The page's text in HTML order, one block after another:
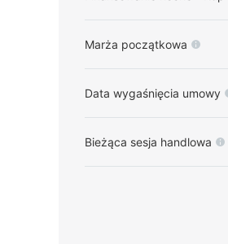
Marża początkowa
Data wygaśnięcia umowy
Bieżąca sesja handlowa